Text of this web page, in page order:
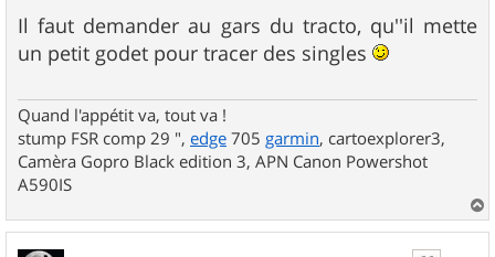
s
a
Il faut demander au gars du tracto, qu''il mette
un petit godet pour tracer des singles
Quand l'appétit va, tout va !
stump FSR comp 29 ", edge 705 garmin, cartoexplorer3,
Camèra Gopro Black edition 3, APN Canon Powershot
A590IS
a